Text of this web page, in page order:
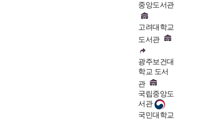
중앙도서관
고려대학교
도서관
광주보건대
학교 도서
관
국립중앙도
서관
국민대학교